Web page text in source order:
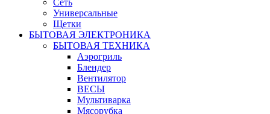
Сеть
Универсальные
Щетки
БЫТОВАЯ ЭЛЕКТРОНИКА
БЫТОВАЯ ТЕХНИКА
Аэрогриль
Блендер
Вентилятор
ВЕСЫ
Мультиварка
Мясорубка